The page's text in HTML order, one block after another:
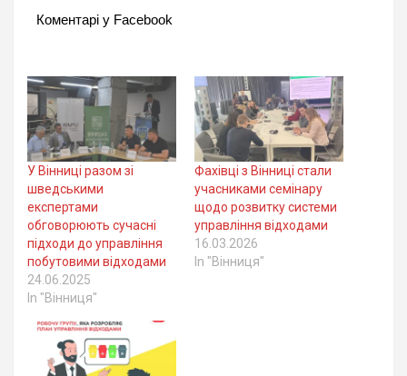
Коментарі у Facebook
У Вінниці разом зі
шведськими
експертами
обговорюють сучасні
підходи до управління
побутовими відходами
24.06.2025
In "Вінниця"
Фахівці з Вінниці стали
учасниками семінару
щодо розвитку системи
управління відходами
16.03.2026
In "Вінниця"